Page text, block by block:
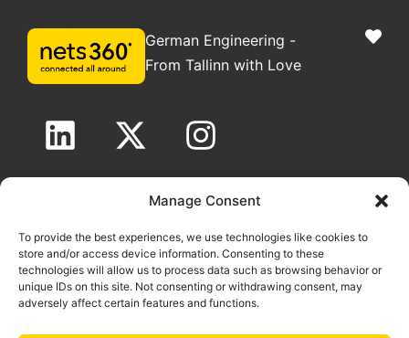
Manage Consent
To provide the best experiences, we use technologies like cookies to
store and/or access device information. Consenting to these
technologies will allow us to process data such as browsing behavior or
unique IDs on this site. Not consenting or withdrawing consent, may
adversely affect certain features and functions.
German Engineering -
From Tallinn with Love
Copyright nets360 OÜ 2025. Tous droits réservés